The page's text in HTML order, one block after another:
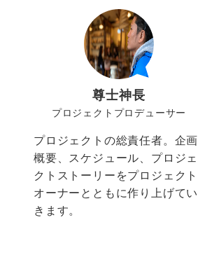
尊士神長
プロジェクトプロデューサー
プロジェクトの総責任者。企画
概要、スケジュール、プロジェ
クトストーリーをプロジェクト
オーナーとともに作り上げてい
きます。